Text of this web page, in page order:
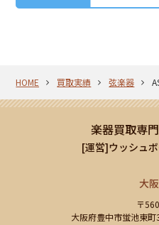
HOME 買取実績 弦楽器
楽器買取専
[運営]ウッシュ
大
〒
大阪府豊中市蛍池東